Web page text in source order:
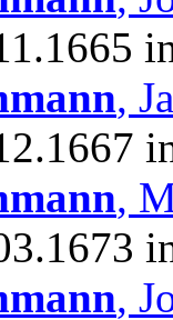
,
,
,